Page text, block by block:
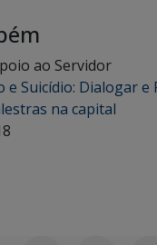
ao Servidor
e Suicídio: Dialogar e
na capital